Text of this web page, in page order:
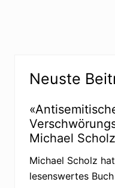
Neuste
Michael
Michael Scholz
lesenswertes